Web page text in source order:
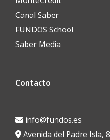
Canal Saber
FUNDOS School
Saber Media
Contacto
info@fundos.es
Avenida del Padre Isla, 8